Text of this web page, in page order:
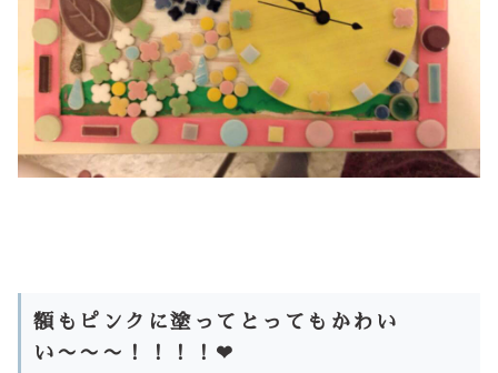
額もピンクに塗ってとってもかわい
い〜〜〜！！！！❤